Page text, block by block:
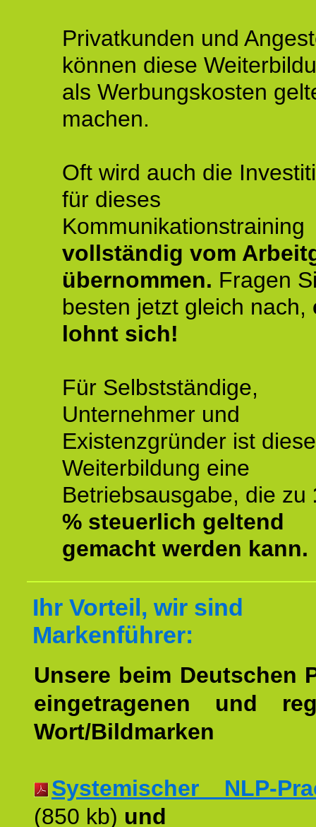
Privatkunden und
können diese
als Werbungskosten
machen.
Oft wird auch die
für dieses
Kommunikationstraining
vollständig vom
übernommen. Fragen
besten jetzt gleich nach,
lohnt sich!
Für Selbstständige,
Unternehmer und
Existenzgründer ist diese
Weiterbildung eine
Betriebsausgabe, die zu
% steuerlich geltend
gemacht werden kann.
Ihr Vorteil, wir sind
Markenführer:
Unsere beim Deutschen
eingetragenen und
Wort/Bildmarken
Systemischer NLP-
(850 kb) und